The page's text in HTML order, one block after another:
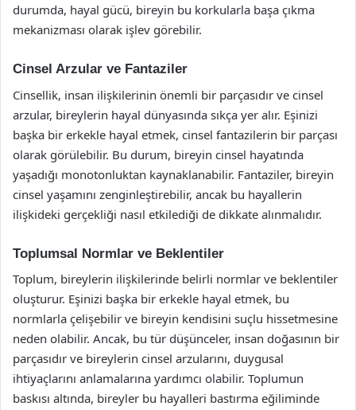
durumda, hayal gücü, bireyin bu korkularla başa çıkma
mekanizması olarak işlev görebilir.
Cinsel Arzular ve Fantaziler
Cinsellik, insan ilişkilerinin önemli bir parçasıdır ve cinsel
arzular, bireylerin hayal dünyasında sıkça yer alır. Eşinizi
başka bir erkekle hayal etmek, cinsel fantazilerin bir parçası
olarak görülebilir. Bu durum, bireyin cinsel hayatında
yaşadığı monotonluktan kaynaklanabilir. Fantaziler, bireyin
cinsel yaşamını zenginleştirebilir, ancak bu hayallerin
ilişkideki gerçekliği nasıl etkilediği de dikkate alınmalıdır.
Toplumsal Normlar ve Beklentiler
Toplum, bireylerin ilişkilerinde belirli normlar ve beklentiler
oluşturur. Eşinizi başka bir erkekle hayal etmek, bu
normlarla çelişebilir ve bireyin kendisini suçlu hissetmesine
neden olabilir. Ancak, bu tür düşünceler, insan doğasının bir
parçasıdır ve bireylerin cinsel arzularını, duygusal
ihtiyaçlarını anlamalarına yardımcı olabilir. Toplumun
baskısı altında, bireyler bu hayalleri bastırma eğiliminde